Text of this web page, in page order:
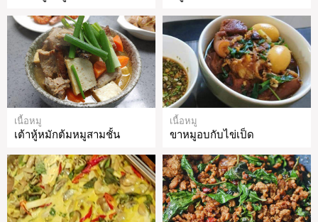
เนื้อหมู
เต้าหู้หมักต้มหมูสามชั้น
เนื้อหมู
ขาหมูอบกับไข่เป็ด